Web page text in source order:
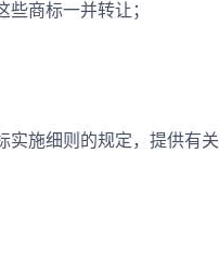
商标一并转让；
施细则的规定，提供有关